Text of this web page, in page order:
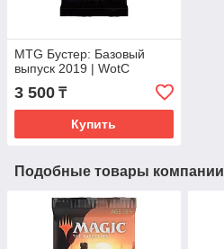
MTG Бустер: Базовый
выпуск 2019 | WotC
3 500 ₸
Купить
Подобные товары компании